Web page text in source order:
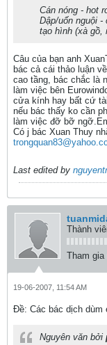
Cán nóng - hot
Dập/uốn nguội
tạo hình (xà gồ,
Câu của bạn anh
bác cả cái thảo luận
cao tầng, bác chắc là
làm việc bên
cửa kính hay bất cứ
nếu bác thấy ko cần
làm việc đỡ bỡ
Có j bác Xuan Thuy
Last edited by
Thành
Tham gia
19-06-2007, 11:54 AM
Ðề: Các bác dịch dùm
Nguyên văn bởi